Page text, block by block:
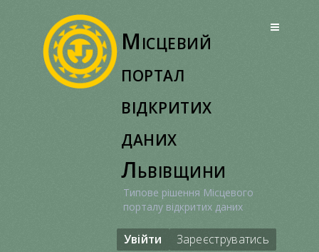
Місцевий
портал
відкритих
даних
Львівщини
Типове рішення Місцевого
порталу відкритих даних
Увійти Зареєструватись